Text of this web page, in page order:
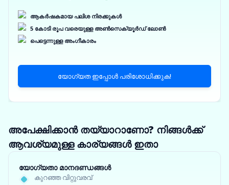
ആകർഷകമായ പലിശ നിരക്കുകൾ
5 കോടി രൂപ വരെയുള്ള അൺസെക്യൂർഡ് ലോൺ
പെട്ടെന്നുള്ള അംഗീകാരം
യോഗ്യത ഇപ്പോൾ പരിശോധിക്കുക!
അപേക്ഷിക്കാൻ തയ്യാറാണോ? നിങ്ങൾക്ക്
ആവശ്യമുള്ള കാര്യങ്ങൾ ഇതാ
യോഗ്യതാ മാനദണ്ഡങ്ങൾ
കുറഞ്ഞ വിറ്റുവരവ്